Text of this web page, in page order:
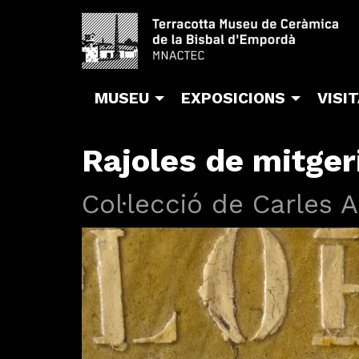
MUSEU EXPOSICIONS
Rajoles de
Col·lecció de Carles